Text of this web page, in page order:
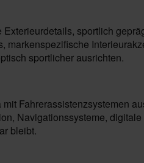
sportlich
sportlicher ausrichten.
Fahrerassistenzsystemen
Navigationssysteme,
bleibt.